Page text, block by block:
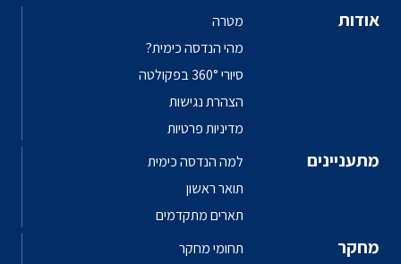
אודות
מטרה
מהי הנדסה כימית?
סיורי 360° בפקולטה
הצהרת נגישות
מדיניות פרטיות
מתעניינים
למה הנדסה כימית
תואר ראשון
תארים מתקדמים
מחקר
תחומי מחקר